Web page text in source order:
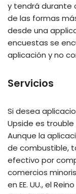
y tendrá durante
de las formas
desde una
encuestas se
aplicación y no
Servicios
Si desea
Upside es
Aunque la
de combustible,
efectivo por
comercios
en EE. UU., el